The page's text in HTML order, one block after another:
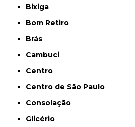
Bixiga
Bom Retiro
Brás
Cambuci
Centro
Centro de São Paulo
Consolação
Glicério